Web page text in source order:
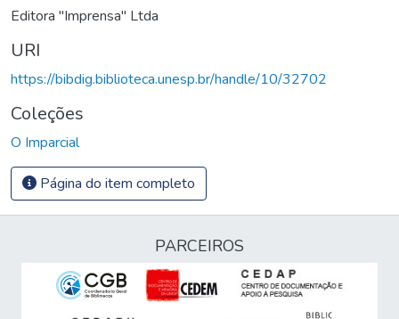
Editora "Imprensa" Ltda
URI
https://bibdig.biblioteca.unesp.br/handle/10/32702
Coleções
O Imparcial
Página do item completo
PARCEIROS